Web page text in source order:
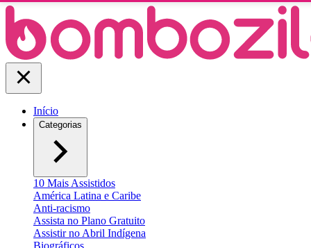
Início
Categorias
10 Mais Assistidos
América Latina e Caribe
Anti-racismo
Assista no Plano Gratuito
Assistir no Abril Indígena
Biográficos